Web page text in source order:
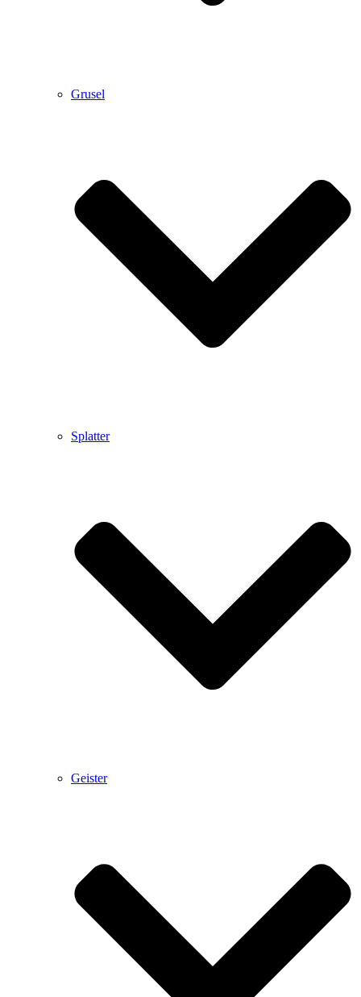
Grusel
Splatter
Geister